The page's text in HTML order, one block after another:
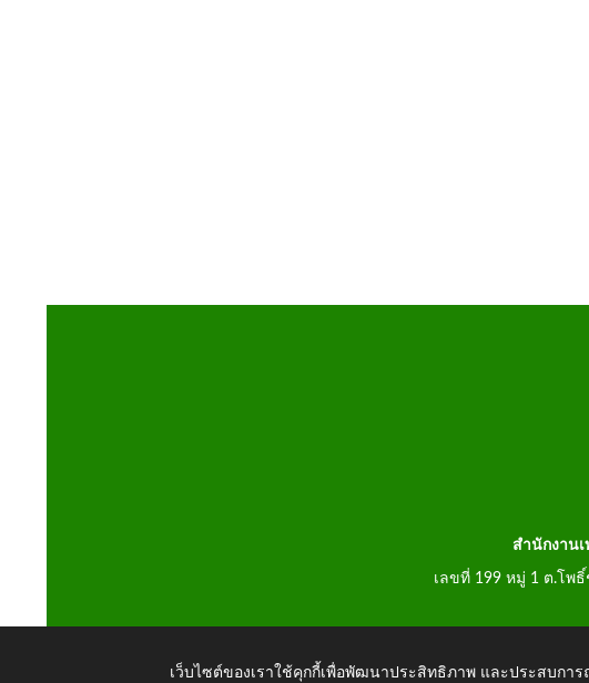
สำนักงาน
เลขที่ 199 หมู่ 1 ต.โพธิ์
เว็บไซต์ของเราใช้คุกกี้เพื่อพัฒนาประสิทธิภาพ และประสบก